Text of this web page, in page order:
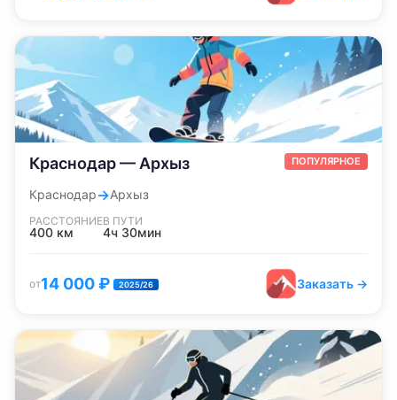
Краснодар — Архыз ПОПУЛЯРНОЕ
Краснодар→Архыз
РАССТОЯНИЕ
400 км
В ПУТИ
4ч 30мин
от14 000₽ 2025/26 Заказать →